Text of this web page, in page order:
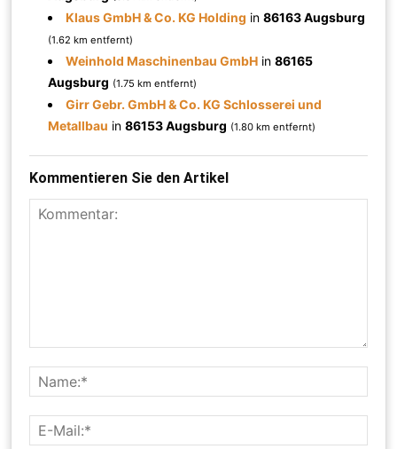
Klaus GmbH & Co. KG Holding in86163 Augsburg
(1.62 km entfernt)
Weinhold Maschinenbau GmbH in86165
Augsburg (1.75 km entfernt)
Girr Gebr. GmbH & Co. KG Schlosserei und
Metallbau in86153 Augsburg (1.80 km entfernt)
Kommentieren Sie den Artikel